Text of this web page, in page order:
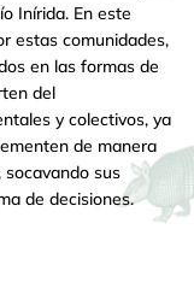
Inírida. En este
estas comunidades,
en las formas de
del
y colectivos, ya
de manera
socavando sus
de decisiones.